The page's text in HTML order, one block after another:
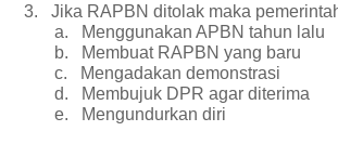
3.
Jika RAPBN ditolak maka
a.
Menggunakan APBN tahun lalu
b.
Membuat RAPBN yang baru
c.
Mengadakan demonstrasi
d.
Membujuk DPR agar diterima
e.
Mengundurkan diri